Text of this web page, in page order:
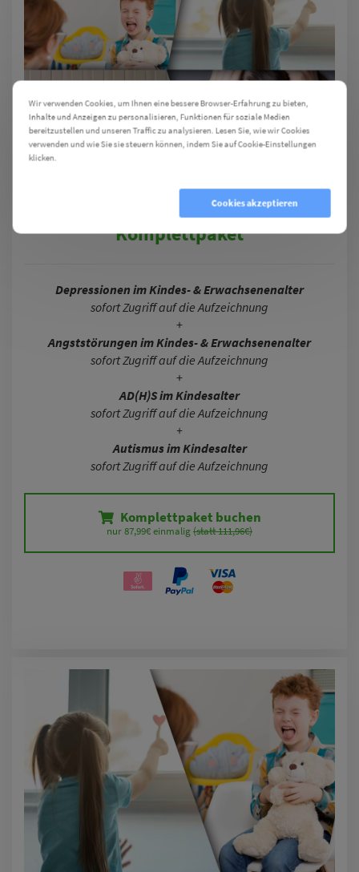
Komplettpaket
Depressionen im Kindes- & Erwachsenenalter
sofort Zugriff auf die Aufzeichnung
+
Angststörungen im Kindes- & Erwachsenenalter
sofort Zugriff auf die Aufzeichnung
+
AD(H)S im Kindesalter
sofort Zugriff auf die Aufzeichnung
+
Autismus im Kindesalter
sofort Zugriff auf die Aufzeichnung
Komplettpaket buchen
nur 87,99€ einmalig (statt 111,96€)
Wir verwenden Cookies, um Ihnen eine bessere Browser-Erfahrung zu bieten,
Inhalte und Anzeigen zu personalisieren, Funktionen für soziale Medien
bereitzustellen und unseren Traffic zu analysieren. Lesen Sie, wie wir Cookies
verwenden und wie Sie sie steuern können, indem Sie auf Cookie-Einstellungen
klicken.
Cookies akzeptieren